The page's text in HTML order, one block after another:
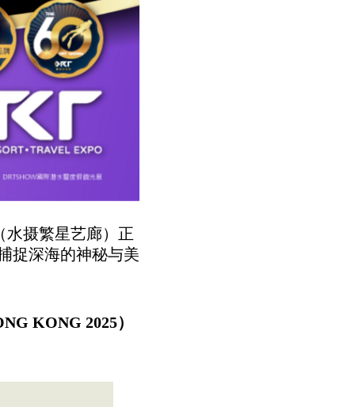
水摄繁星艺廊）正
捉深海的神秘与美
KONG 2025）